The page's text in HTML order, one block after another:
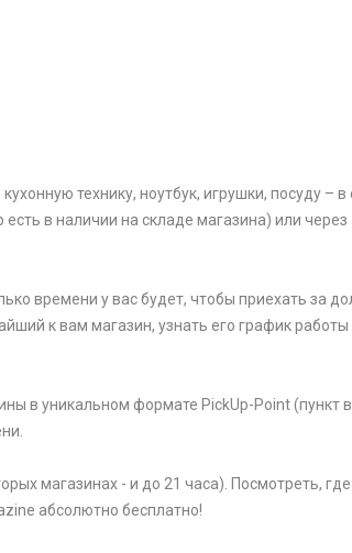
технику, ноутбук, игрушки, посуду
в наличии на складе магазина) или
времени у вас будет, чтобы приехать
к вам магазин, узнать его график
в уникальном формате PickUp-Point (пункт
магазинах - и до 21 часа). Посмотреть,
абсолютно бесплатно!